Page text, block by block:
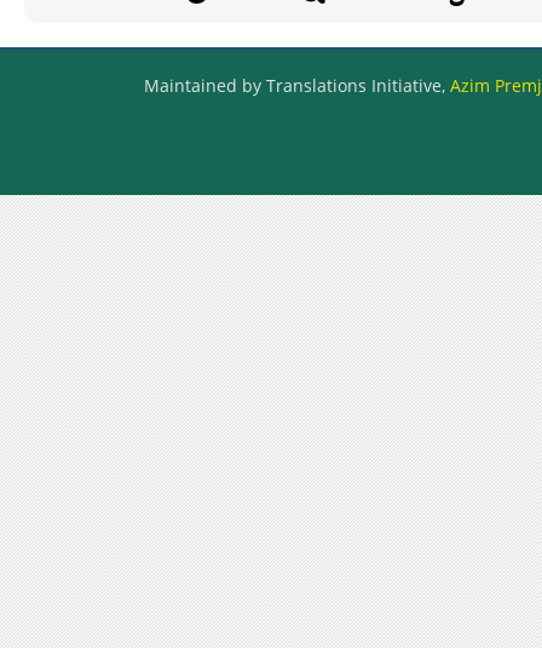
Maintained by Translations Initiative, Azim